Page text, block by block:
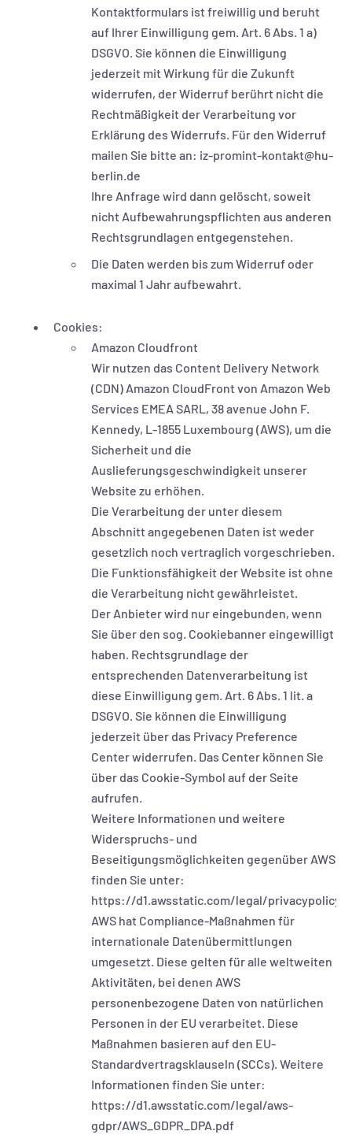
Kontaktformulars ist freiwillig und beruht
auf Ihrer Einwilligung gem. Art. 6 Abs. 1 a)
DSGVO. Sie können die Einwilligung
jederzeit mit Wirkung für die Zukunft
widerrufen, der Widerruf berührt nicht die
Rechtmäßigkeit der Verarbeitung vor
Erklärung des Widerrufs. Für den Widerruf
mailen Sie bitte an: iz-promint-kontakt@hu-
berlin.de
Ihre Anfrage wird dann gelöscht, soweit
nicht Aufbewahrungspflichten aus anderen
Rechtsgrundlagen entgegenstehen.
Die Daten werden bis zum Widerruf oder
maximal 1 Jahr aufbewahrt.
Cookies:
Amazon Cloudfront
Wir nutzen das Content Delivery Network
(CDN) Amazon CloudFront von Amazon Web
Services EMEA SARL, 38 avenue John F.
Kennedy, L-1855 Luxembourg (AWS), um die
Sicherheit und die
Auslieferungsgeschwindigkeit unserer
Website zu erhöhen.
Die Verarbeitung der unter diesem
Abschnitt angegebenen Daten ist weder
gesetzlich noch vertraglich vorgeschrieben.
Die Funktionsfähigkeit der Website ist ohne
die Verarbeitung nicht gewährleistet.
Der Anbieter wird nur eingebunden, wenn
Sie über den sog. Cookiebanner eingewilligt
haben. Rechtsgrundlage der
entsprechenden Datenverarbeitung ist
diese Einwilligung gem. Art. 6 Abs. 1 lit. a
DSGVO. Sie können die Einwilligung
jederzeit über das Privacy Preference
Center widerrufen. Das Center können Sie
über das Cookie-Symbol auf der Seite
aufrufen.
Weitere Informationen und weitere
Widerspruchs- und
Beseitigungsmöglichkeiten gegenüber AWS
finden Sie unter:
https://d1.awsstatic.com/legal/privacypolicy/
AWS hat Compliance-Maßnahmen für
internationale Datenübermittlungen
umgesetzt. Diese gelten für alle weltweiten
Aktivitäten, bei denen AWS
personenbezogene Daten von natürlichen
Personen in der EU verarbeitet. Diese
Maßnahmen basieren auf den EU-
Standardvertragsklauseln (SCCs). Weitere
Informationen finden Sie unter:
https://d1.awsstatic.com/legal/aws-
gdpr/AWS_GDPR_DPA.pdf